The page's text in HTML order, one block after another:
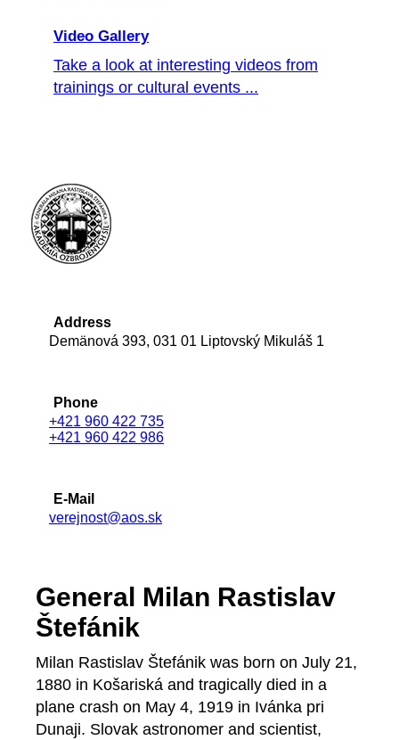
Video Gallery
Take a look at interesting videos from
trainings or cultural events ...
Address
Demänová 393, 031 01 Liptovský Mikuláš 1
Phone
+421 960 422 735
+421 960 422 986
E-Mail
verejnost@aos.sk
General Milan Rastislav
Štefánik
Milan Rastislav Štefánik was born on July 21,
1880 in Košariská and tragically died in a
plane crash on May 4, 1919 in Ivánka pri
Dunaji. Slovak astronomer and scientist,